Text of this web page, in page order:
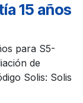
15 años
para S5-
de
Solis: Solis